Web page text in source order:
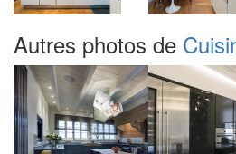
Autres photos de